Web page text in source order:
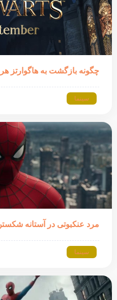
چگونه بازگشت به هاگوارتز
سینما
مرد عنکبوتی در آستانه
سینما